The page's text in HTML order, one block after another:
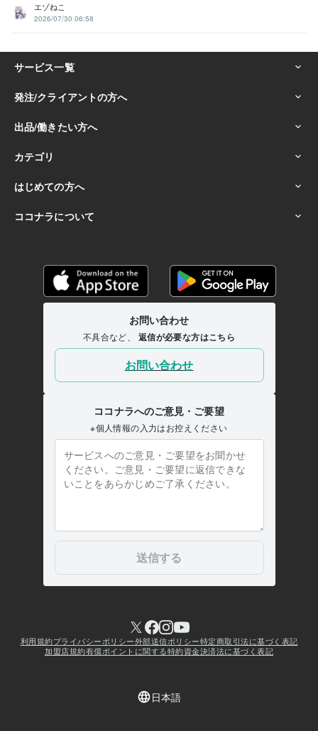
エゾねこ
2026/07/30 06:58